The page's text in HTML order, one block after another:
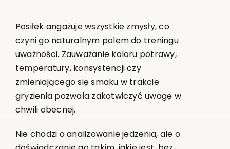
Posiłek angażuje wszystkie zmysły, co
czyni go naturalnym polem do treningu
uważności. Zauważanie koloru potrawy,
temperatury, konsystencji czy
zmieniającego się smaku w trakcie
gryzienia pozwala zakotwiczyć uwagę w
chwili obecnej.
Nie chodzi o analizowanie jedzenia, ale o